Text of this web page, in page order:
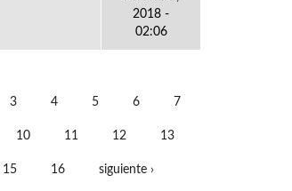
2018 -
02:06
3 4 5 6 7
10 11 12 13
15 16 siguiente ›